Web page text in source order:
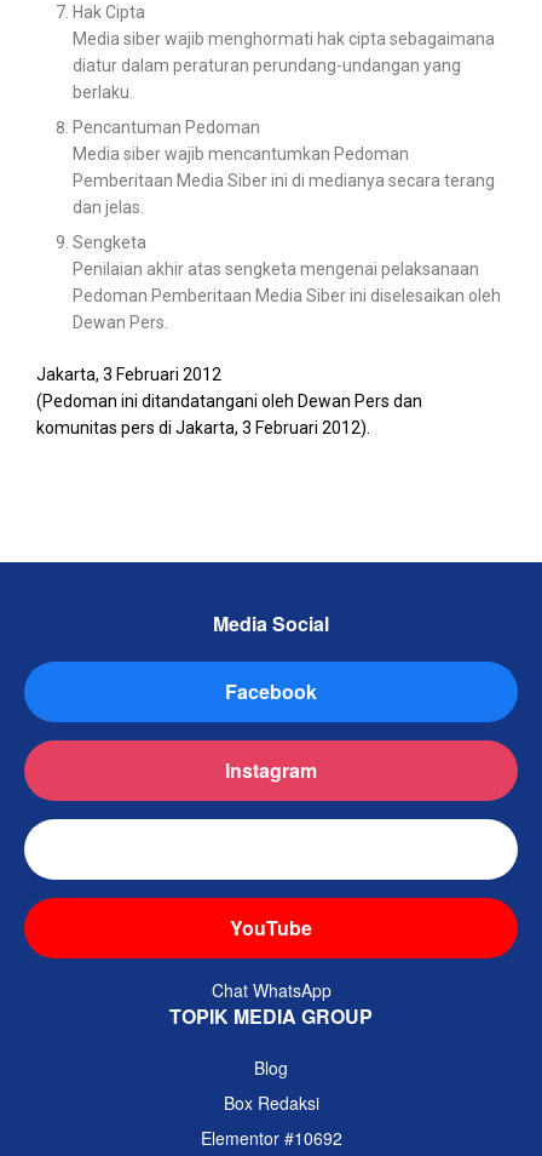
Hak Cipta
Media siber wajib menghormati hak cipta sebagaimana
diatur dalam peraturan perundang-undangan yang
berlaku.
Pencantuman Pedoman
Media siber wajib mencantumkan Pedoman
Pemberitaan Media Siber ini di medianya secara terang
dan jelas.
Sengketa
Penilaian akhir atas sengketa mengenai pelaksanaan
Pedoman Pemberitaan Media Siber ini diselesaikan oleh
Dewan Pers.
Jakarta, 3 Februari 2012
(Pedoman ini ditandatangani oleh Dewan Pers dan
komunitas pers di Jakarta, 3 Februari 2012).
Media Social
Facebook
Instagram
YouTube
Chat WhatsApp
TOPIK MEDIA GROUP
Blog
Box Redaksi
Elementor #10692